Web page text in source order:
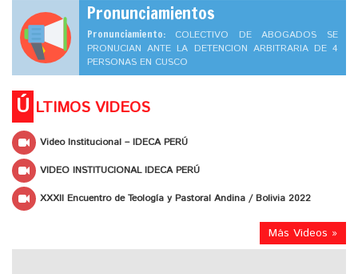
Pronunciamientos
Pronunciamiento: COLECTIVO DE ABOGADOS SE
PRONUCIAN ANTE LA DETENCION ARBITRARIA DE 4
PERSONAS EN CUSCO
Ú LTIMOS VIDEOS
Video Institucional – IDECA PERÚ
VIDEO INSTITUCIONAL IDECA PERÚ
XXXII Encuentro de Teología y Pastoral Andina / Bolivia 2022
Más Videos »